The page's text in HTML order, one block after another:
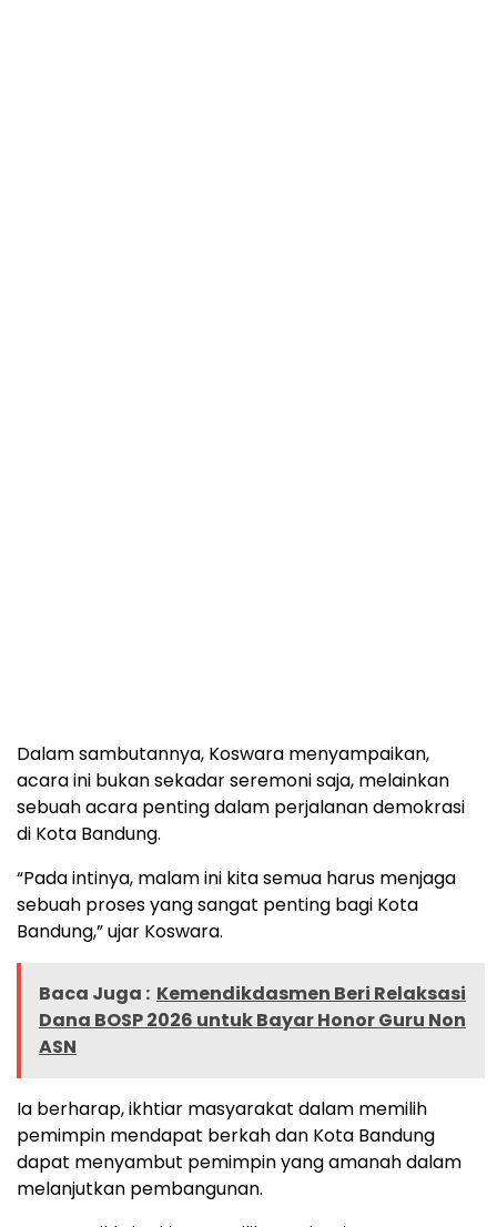
Dalam sambutannya, Koswara menyampaikan,
acara ini bukan sekadar seremoni saja, melainkan
sebuah acara penting dalam perjalanan demokrasi
di Kota Bandung.
“Pada intinya, malam ini kita semua harus menjaga
sebuah proses yang sangat penting bagi Kota
Bandung,” ujar Koswara.
Baca Juga : Kemendikdasmen Beri Relaksasi
Dana BOSP 2026 untuk Bayar Honor Guru Non
ASN
Ia berharap, ikhtiar masyarakat dalam memilih
pemimpin mendapat berkah dan Kota Bandung
dapat menyambut pemimpin yang amanah dalam
melanjutkan pembangunan.